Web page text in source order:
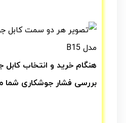
هنگام خرید و انتخاب
بررسی فشار جوشکاری شما